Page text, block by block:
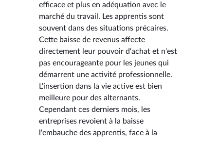
efficace et plus en adéquation avec le
marché du travail. Les apprentis sont
souvent dans des situations précaires.
Cette baisse de revenus affecte
directement leur pouvoir d'achat et n'est
pas encourageante pour les jeunes qui
démarrent une activité professionnelle.
L'insertion dans la vie active est bien
meilleure pour des alternants.
Cependant ces derniers mois, les
entreprises revoient à la baisse
l'embauche des apprentis, face à la